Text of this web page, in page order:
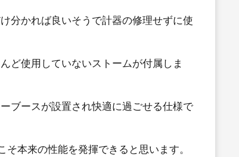
分かれば良いそうで計器の修理せずに使
ど使用していないストームが付属しま
ブースが設置され快適に過ごせる仕様で
本来の性能を発揮できると思います。